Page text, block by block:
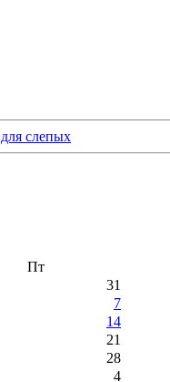
Пт
31
7
14
21
28
4